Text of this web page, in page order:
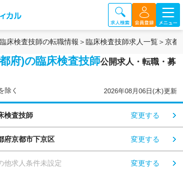
臨床検査技師の転職情報 臨床検査技師求人一覧 京都
府)の臨床検査技師公開求人・転職・募
除く 2026年08月06日(木)更新
検査技師 変更する
府京都市下京区 変更する
他求人条件未設定 変更する